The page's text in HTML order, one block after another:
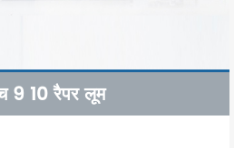
9 10 रैपर लूम